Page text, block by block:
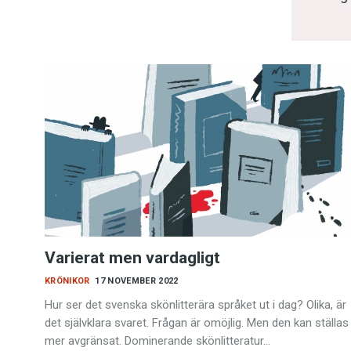
Varierat men vardagligt
17 NOVEMBER 2022
KRÖNIKOR
Hur ser det svenska skönlitterära språket ut i dag? Olika, är
det självklara svaret. Frågan är omöjlig. Men den kan ställas
mer avgränsat. Dominerande skönlitteratur…